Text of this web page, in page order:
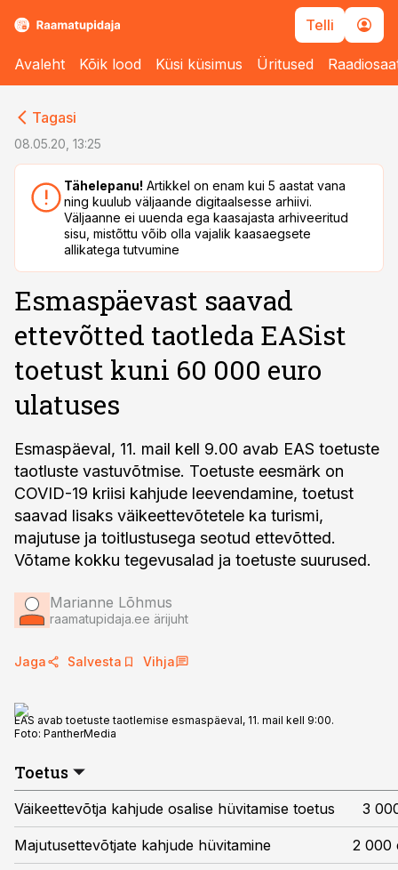
Telli
Avaleht Kõik lood Küsi küsimus Üritused
Tagasi
08.05.20, 13:25
Tähelepanu! Artikkel on enam kui 5 aastat vana
ning kuulub väljaande digitaalsesse arhiivi.
Väljaanne ei uuenda ega kaasajasta arhiveeritud
sisu, mistõttu võib olla vajalik kaasaegsete
allikatega tutvumine
Esmaspäevast saavad
ettevõtted taotleda EASist
toetust kuni 60 000 euro
ulatuses
Esmaspäeval, 11. mail kell 9.00 avab EAS toetuste
taotluste vastuvõtmise. Toetuste eesmärk on
COVID-19 kriisi kahjude leevendamine, toetust
saavad lisaks väikeettevõtetele ka turismi,
majutuse ja toitlustusega seotud ettevõtted.
Võtame kokku tegevusalad ja toetuste suurused.
Marianne Lõhmus
raamatupidaja.ee ärijuht
Jaga Salvesta Vihja
EAS avab toetuste taotlemise esmaspäeval, 11. mail kell 9:00.
Foto: PantherMedia
Toetus
Väikeettevõtja kahjude osalise hüvitamise toetus 3
Majutusettevõtjate kahjude hüvitamine 2 000